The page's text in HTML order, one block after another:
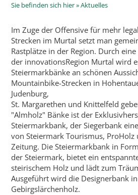
Sie befinden sich hier »Aktuelles
Im Zuge der Offensive für mehr
Strecken im Murtal setzt man
Rastplätze in der Region. Durch eine
der innovationsRegion Murtal wird
Steiermarkbänke an schönen
Mountainbike-Strecken in
Judenburg,
St. Margarethen und Knittelfeld
"Almholz" Bänke ist der
Steiermarkbank, der Siegerbank
von Steiermark Tourismus, ProHolz
Zeitung. Die Steiermarkbank in
der Steiermark, bietet ein
steirischem Holz und lädt zum
Ausgeführt wird die Designerbank
Gebirgslärchenholz.